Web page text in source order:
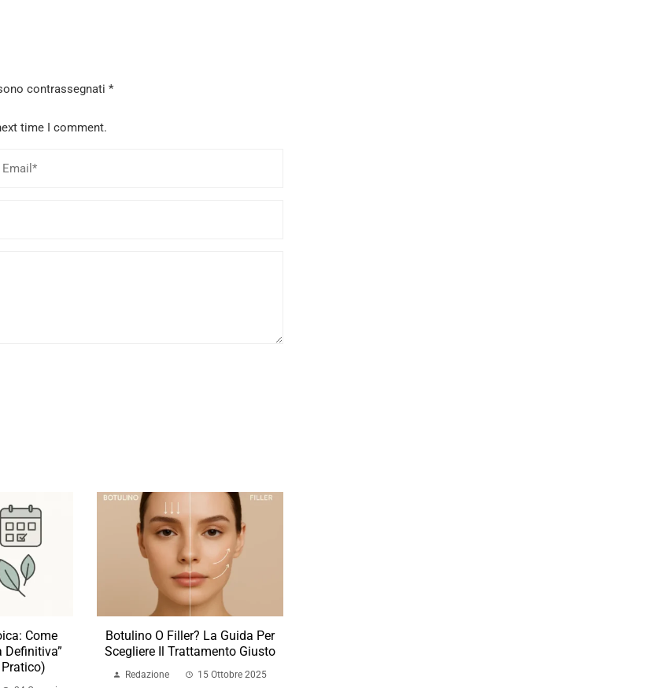
contrassegnati *
time I comment.
Come
Definitiva”
Botulino O Filler? La Guida Per
Scegliere Il Trattamento Giusto
Redazione 15 Ottobre 2025